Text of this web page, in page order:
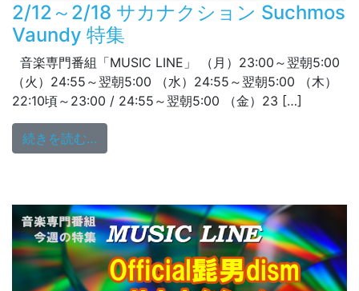
2/12～2/18 サカナクション Suchmos
Vaundy 特集
音楽専門番組「MUSIC LINE」 （月）23:00～翌朝5:00
（火）24:55～翌朝5:00 （水）24:55～翌朝5:00 （木）
22:10頃～23:00 / 24:55～翌朝5:00 （金）23 […]
続きを読む…